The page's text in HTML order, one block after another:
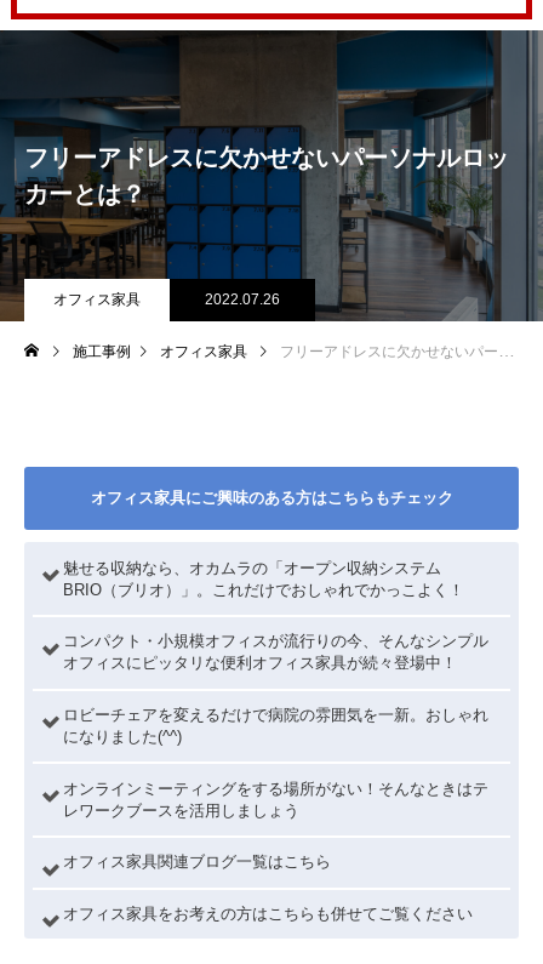
フリーアドレスに欠かせないパーソナルロッ
カーとは？
オフィス家具 2022.07.26
施工事例 オフィス家具 フリーアドレスに欠かせないパーソナルロッカーとは？
オフィス家具にご興味のある方はこちらもチェック
魅せる収納なら、オカムラの「オープン収納システム
BRIO（ブリオ）」。これだけでおしゃれでかっこよく！
コンパクト・小規模オフィスが流行りの今、そんなシンプル
オフィスにピッタリな便利オフィス家具が続々登場中！
ロビーチェアを変えるだけで病院の雰囲気を一新。おしゃれ
になりました(^^)
オンラインミーティングをする場所がない！そんなときはテ
レワークブースを活用しましょう
オフィス家具関連ブログ一覧はこちら
オフィス家具をお考えの方はこちらも併せてご覧ください